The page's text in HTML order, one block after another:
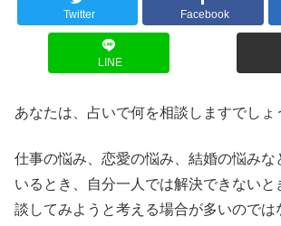
Twitter Facebook
LINE
あなたは、占いで何を相談しますでしょ
仕事の悩み、恋愛の悩み、結婚の悩みな
いるとき、自分一人では解決できないと
談してみようと考える場合が多いのでは